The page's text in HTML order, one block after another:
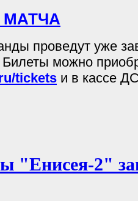
МАТЧА
проведут уже
можно
tickets и в кассе
"Енисея-2"